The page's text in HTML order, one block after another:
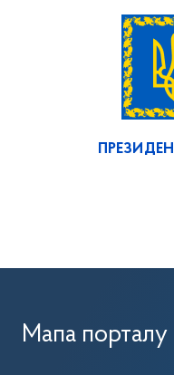
Мапа порталу